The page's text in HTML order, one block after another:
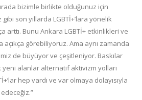
bizimle birlikte olduğunuz için
son yıllarda LGBTİ+’lara yönelik
arttı. Bunu Ankara LGBTİ+ etkinlikleri ve
açıkça görebiliyoruz. Ama aynı zamanda
de büyüyor ve çeşitleniyor. Baskılar
yeni alanlar alternatif aktivizm yolları
hep vardı ve var olmaya dolayısıyla